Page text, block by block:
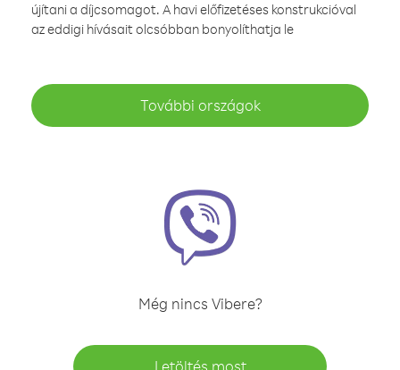
újítani a díjcsomagot. A havi előfizetéses konstrukcióval
az eddigi hívásait olcsóbban bonyolíthatja le
További országok
Még nincs Vibere?
Letöltés most